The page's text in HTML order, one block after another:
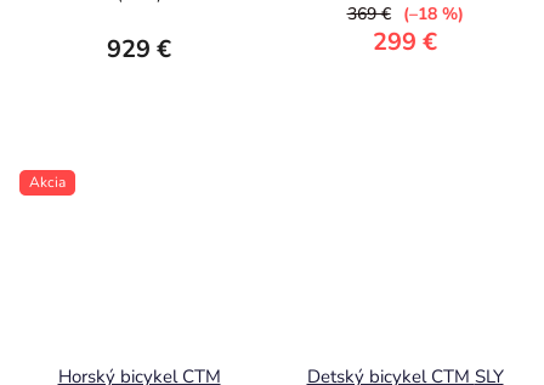
929 € 299 €
369 € (–18 %)
Akcia
Horský bicykel CTM
Detský bicykel CTM SLY